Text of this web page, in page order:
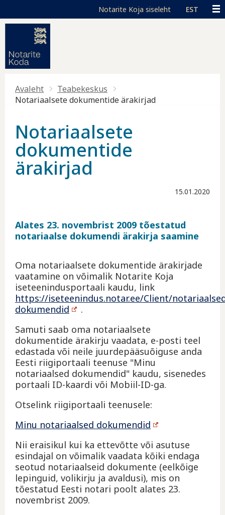
EST
Avaleht
Teabekeskus
Notariaalsete dokumentide ärakirjad
Notariaalsete
dokumentide
ärakirjad
15.01.2020
Alates 23. novembrist 2009 tõestatud
notariaalse dokumendi ärakirja saamine
Oma notariaalsete dokumentide ärakirjade
vaatamine on võimalik Notarite Koja
iseteenindusportaali kaudu, link
https://iseteenindus.notar.ee/Client/
dokumendid
.
Samuti saab oma notariaalsete
dokumentide ärakirju vaadata, e-posti teel
edastada või neile juurdepääsuõiguse anda
Eesti riigiportaali teenuse "Minu
notariaalsed dokumendid" kaudu, sisenedes
portaali ID-kaardi või Mobiil-ID-ga.
Otselink riigiportaali teenusele:
Minu notariaalsed dokumendid
Nii eraisikul kui ka ettevõtte või asutuse
esindajal on võimalik vaadata kõiki endaga
seotud notariaalseid dokumente (eelkõige
lepinguid, volikirju ja avaldusi), mis on
tõestatud Eesti notari poolt alates 23.
novembrist 2009.